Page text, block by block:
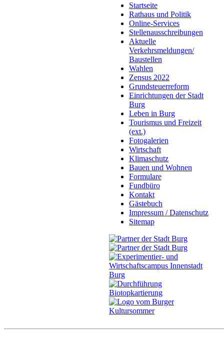
Startseite
Rathaus und Politik
Online-Services
Stellenausschreibungen
Aktuelle
Verkehrsmeldungen/
Baustellen
Wahlen
Zensus 2022
Grundsteuerreform
Einrichtungen der Stadt
Burg
Leben in Burg
Tourismus und Freizeit
(ext.)
Fotogalerien
Wirtschaft
Klimaschutz
Bauen und Wohnen
Formulare
Fundbüro
Kontakt
Gästebuch
Impressum / Datenschutz
Sitemap